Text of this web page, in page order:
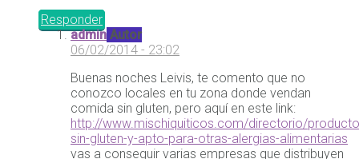
Responder
admin Autor
06/02/2014 - 23:02
Buenas noches Leivis, te comento que no
conozco locales en tu zona donde vendan
comida sin gluten, pero aquí en este link:
http://www.mischiquiticos.com/directorio/
sin-gluten-y-apto-para-otras-alergias-alimentarias
vas a conseguir varias empresas que distribuyen